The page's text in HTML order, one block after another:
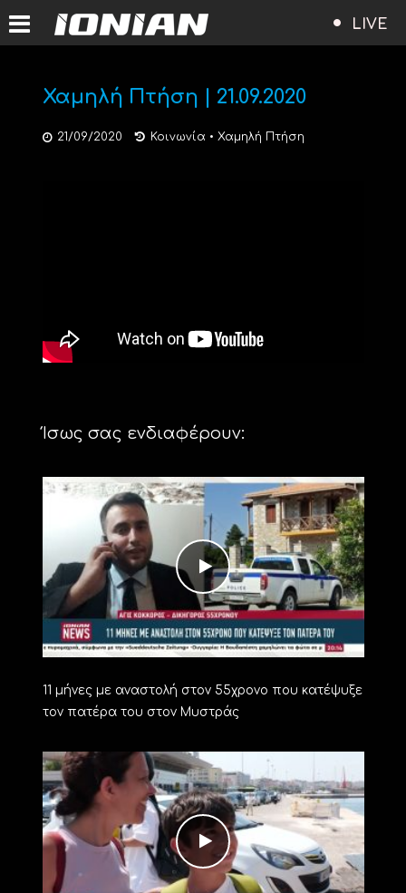
LIVE
Χαμηλή Πτήση | 21.09.2020
21/09/2020 Κοινωνία • Χαμηλή Πτήση
Ίσως σας ενδιαφέρουν:
11 μήνες με αναστολή στον 55χρονο που κατέψυξε
τον πατέρα του στον Μυστράς